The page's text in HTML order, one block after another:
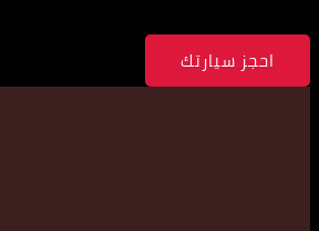
احجز سيارتك